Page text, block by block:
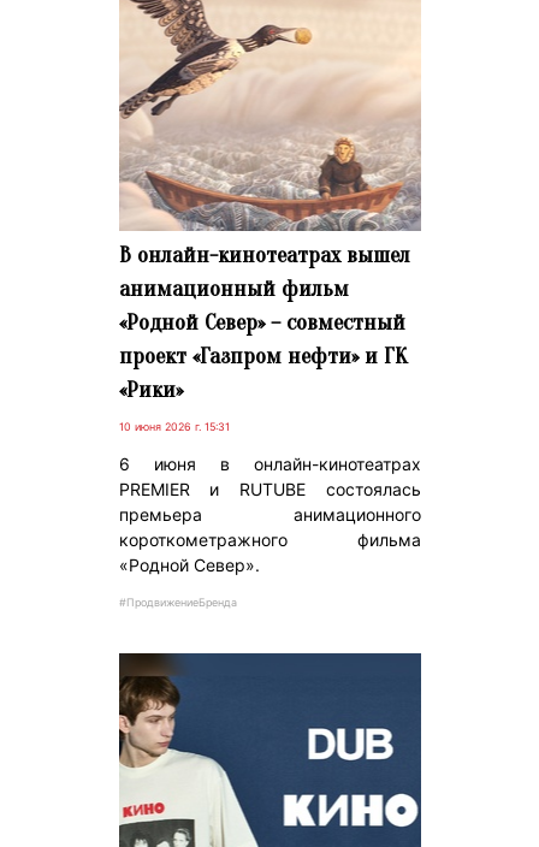
В онлайн-кинотеатрах вышел
анимационный фильм
«Родной Север» – совместный
проект «Газпром нефти» и ГК
«Рики»
10 июня 2026 г. 15:31
6 июня в онлайн-кинотеатрах
PREMIER и RUTUBE состоялась
премьера анимационного
короткометражного фильма
«Родной Север».
#ПродвижениеБренда